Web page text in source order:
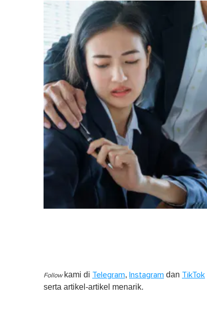
Follow kami di Telegram, Instagram dan TikTok
serta artikel-artikel menarik.